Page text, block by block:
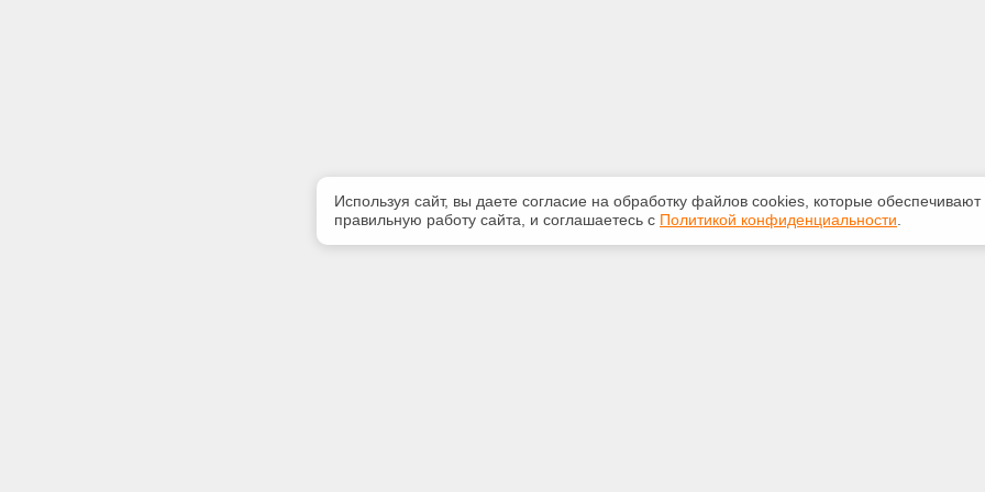
Используя сайт, вы даете согласие на обработку файлов сооkiеs, которые обеспечивают
правильную работу сайта, и соглашаетесь с Политикой конфиденциальности